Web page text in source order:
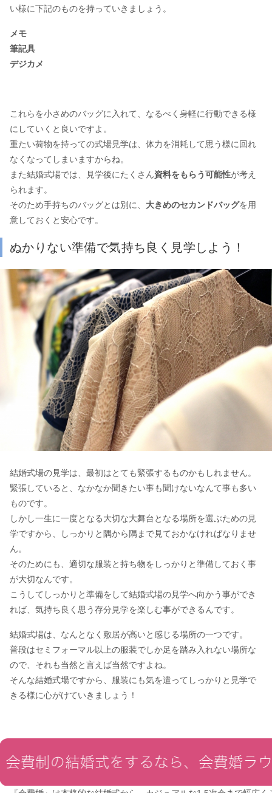
い様に下記のものを持っていきましょう。
メモ
筆記具
デジカメ
これらを小さめのバッグに入れて、なるべく身軽に行動できる様
にしていくと良いですよ。
重たい荷物を持っての式場見学は、体力を消耗して思う様に回れ
なくなってしまいますからね。
また結婚式場では、見学後にたくさん資料をもらう可能性が考え
られます。
そのため手持ちのバッグとは別に、 大きめのセカンドバッグを用
意しておくと安心です。
ぬかりない準備で気持ち良く見学しよう！
結婚式場の見学は、最初はとても緊張するものかもしれません。
緊張していると、なかなか聞きたい事も聞けないなんて事も多い
ものです。
しかし一生に一度となる大切な大舞台となる場所を選ぶための見
学ですから、しっかりと隅から隅まで見ておかなければなりませ
ん。
そのためにも、適切な服装と持ち物をしっかりと準備しておく事
が大切なんです。
こうしてしっかりと準備をして結婚式場の見学へ向かう事ができ
れば、気持ち良く思う存分見学を楽しむ事ができるんです。
結婚式場は、なんとなく敷居が高いと感じる場所の一つです。
普段はセミフォーマル以上の服装でしか足を踏み入れない場所な
ので、それも当然と言えば当然ですよね。
そんな結婚式場ですから、服装にも気を遣ってしっかりと見学で
きる様に心がけていきましょう！